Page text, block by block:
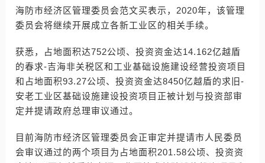
海防市经济区管理委员会范文买表示，2020年，该管理
委员会将继续开展成立各新工业区的相关手续。
获悉，占地面积达752公顷、投资资金达14.162亿越盾
的春求-吉海非关税区和工业基础设施建设经营投资项目
和占地面积93.27公顷、投资资金达8450亿越盾的求旧-
安老工业区基础设施建设投资项目正被计划与投资部审
定并提请政府总理审议通过。
目前海防市经济区管理委员会正审定并提请市人民委员
会审议通过的两个项目为占地面积201.58公顷、投资资